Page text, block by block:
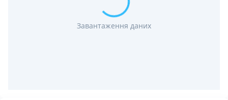
Завантаження даних